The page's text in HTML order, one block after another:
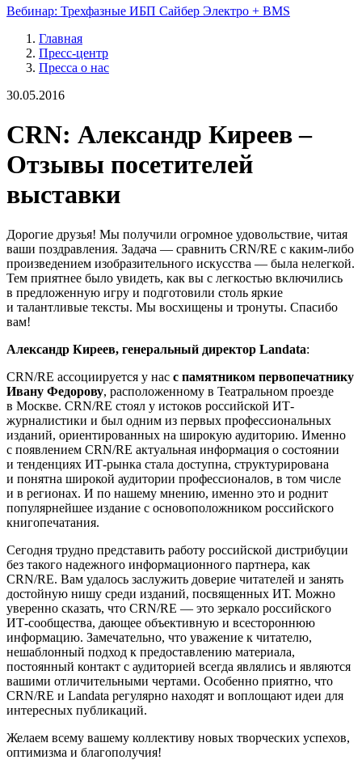
Вебинар: Трехфазные ИБП Сайбер Электро + BMS
Главная
Пресс-центр
Пресса о нас
30.05.2016
CRN: Александр Киреев –
Отзывы посетителей
выставки
Дорогие друзья! Мы получили огромное удовольствие, читая
ваши поздравления. Задача — сравнить CRN/RE с каким-либо
произведением изобразительного искусства — была нелегкой.
Тем приятнее было увидеть, как вы с легкостью включились
в предложенную игру и подготовили столь яркие
и талантливые тексты. Мы восхищены и тронуты. Спасибо
вам!
Александр Киреев, генеральный директор Landata:
CRN/RE ассоциируется у нас с памятником первопечатнику
Ивану Федорову, расположенному в Театральном проезде
в Москве. CRN/RE стоял у истоков российской ИТ-
журналистики и был одним из первых профессиональных
изданий, ориентированных на широкую аудиторию. Именно
с появлением CRN/RE актуальная информация о состоянии
и тенденциях ИТ-рынка стала доступна, структурирована
и понятна широкой аудитории профессионалов, в том числе
и в регионах. И по нашему мнению, именно это и роднит
популярнейшее издание с основоположником российского
книгопечатания.
Сегодня трудно представить работу российской дистрибуции
без такого надежного информационного партнера, как
CRN/RE. Вам удалось заслужить доверие читателей и занять
достойную нишу среди изданий, посвященных ИТ. Можно
уверенно сказать, что CRN/RE — это зеркало российского
ИТ-сообщества, дающее объективную и всестороннюю
информацию. Замечательно, что уважение к читателю,
нешаблонный подход к предоставлению материала,
постоянный контакт с аудиторией всегда являлись и являются
вашими отличительными чертами. Особенно приятно, что
CRN/RE и Landata регулярно находят и воплощают идеи для
интересных публикаций.
Желаем всему вашему коллективу новых творческих успехов,
оптимизма и благополучия!